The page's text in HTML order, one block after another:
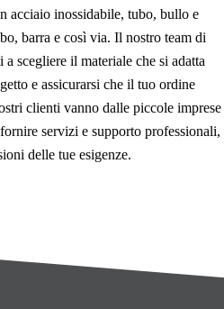
acciaio inossidabile, tubo, bullo e
barra e così via. Il nostro team di
scegliere il materiale che si adatta
e assicurarsi che il tuo ordine
clienti vanno dalle piccole imprese
servizi e supporto professionali,
delle tue esigenze.